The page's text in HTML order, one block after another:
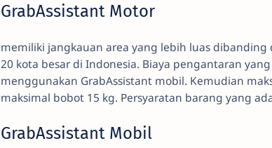
GrabAssistant Motor
memiliki jangkauan area yang lebih luas
20 kota besar di Indonesia. Biaya pengantaran
menggunakan GrabAssistant mobil. Kemudian
maksimal bobot 15 kg. Persyaratan barang yang
GrabAssistant Mobil